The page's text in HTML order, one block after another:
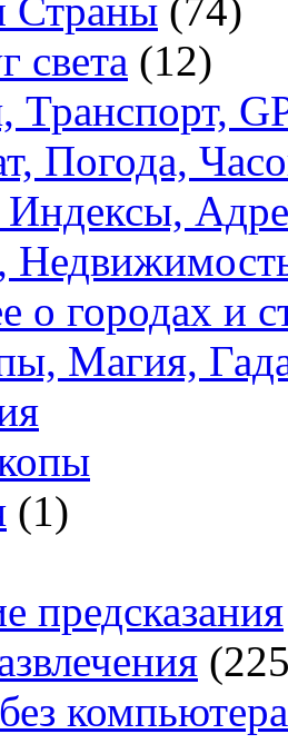
Страны (74)
света (12)
Транспорт,
Погода,
о городах и
Магия,
(1)
предсказания
компьютера